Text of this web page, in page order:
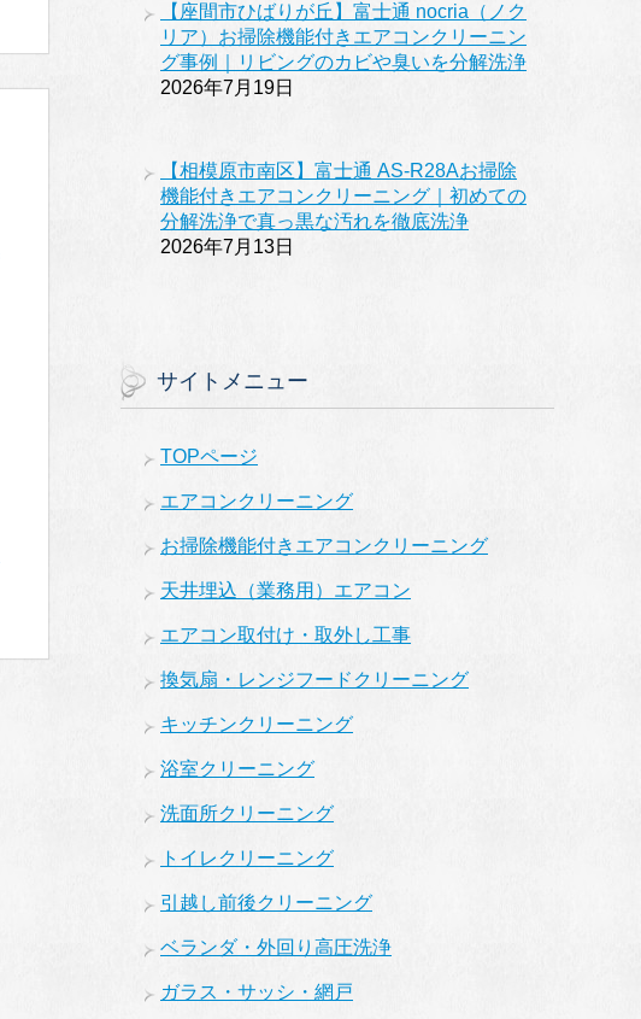
【座間市ひばりが丘】富士通 nocria（ノク
リア）お掃除機能付きエアコンクリーニン
グ事例｜リビングのカビや臭いを分解洗浄
2026年7月19日
【相模原市南区】富士通 AS-R28Aお掃除
機能付きエアコンクリーニング｜初めての
分解洗浄で真っ黒な汚れを徹底洗浄
2026年7月13日
サイトメニュー
TOPページ
エアコンクリーニング
お掃除機能付きエアコンクリーニング
天井埋込（業務用）エアコン
エアコン取付け・取外し工事
換気扇・レンジフードクリーニング
キッチンクリーニング
浴室クリーニング
洗面所クリーニング
トイレクリーニング
引越し前後クリーニング
ベランダ・外回り高圧洗浄
ガラス・サッシ・網戸